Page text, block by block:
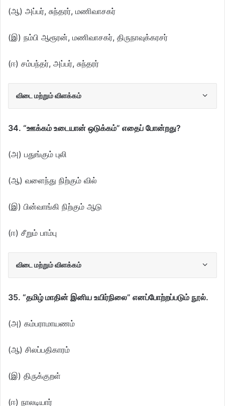
(ஆ) அப்பர், சுந்தரர், மணிவாசகர்
(இ) நம்பி ஆரூரன், மணிவாசகர், திருநாவுக்கரசர்
(ஈ) சம்பந்தர், அப்பர், சுந்தரர்
விடை மற்றும் விளக்கம்
34. “ஊக்கம் உடையான் ஒடுக்கம்” எதைப் போன்றது?
(அ) பதுங்கும் புலி
(ஆ) வளைந்து நிற்கும் வில்
(இ) பின்வாங்கி நிற்கும் ஆடு
(ஈ) சீறும் பாம்பு
விடை மற்றும் விளக்கம்
35. “தமிழ் மாதின் இனிய உயிர்நிலை” எனப்போற்றப்படும் நூல்.
(அ) கம்பராமாயணம்
(ஆ) சிலப்பதிகாரம்
(இ) திருக்குறள்
(ஈ) நாலடியார்